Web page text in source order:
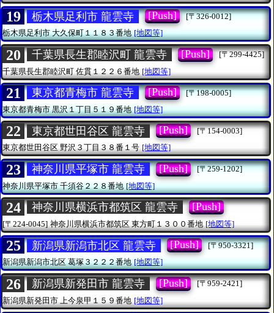
19 栃木県足利市 龍雲寺 [Push]
[〒326-0012]
栃木県足利市大久保町１１８３番地 [地図等]
20 千葉県長生郡睦沢町 龍雲寺 [Push]
[〒299-4425]
千葉県長生郡睦沢町 佐貫１２２６番地 [地図等]
21 東京都青梅市 龍雲寺 [Push]
[〒198-0005]
東京都青梅市黒沢１丁目５１９番地 [地図等]
22 東京都世田谷区 龍雲寺 [Push]
[〒154-0003]
東京都世田谷区野沢３丁目３８番１号 [地図等]
23 神奈川県平塚市 龍雲寺 [Push]
[〒259-1202]
神奈川県平塚市千須谷２２８番地 [地図等]
24 神奈川県横浜市都筑区 龍雲寺 [Push]
[〒224-0045] 神奈川県横浜市都筑区 東方町１３００番地 [地図等]
25 新潟県新潟市北区 龍雲寺 [Push]
[〒950-3321]
新潟県新潟市北区葛塚３２２２番地 [地図等]
26 新潟県新発田市 龍雲寺 [Push]
[〒959-2421]
新潟県新発田市 上今泉甲１５９番地 [地図等]